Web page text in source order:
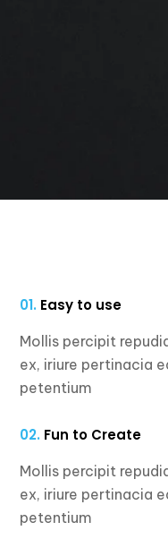
01. Easy to use
Mollis percipit
ex, iriure pertinacia
petentium
02. Fun to Create
Mollis percipit
ex, iriure pertinacia
petentium